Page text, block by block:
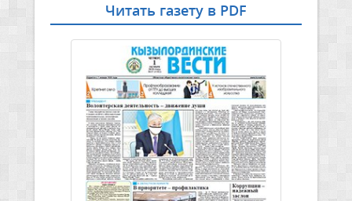
Читать газету в PDF